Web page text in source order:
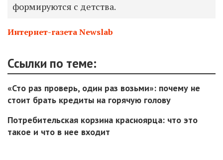
формируются с детства.
Интернет-газета Newslab
Ссылки по теме:
«Сто раз проверь, один раз возьми»: почему не
стоит брать кредиты на горячую голову
Потребительская корзина красноярца: что это
такое и что в нее входит